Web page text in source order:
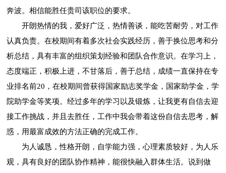
奔波。相信能胜任贵司该职位的要求。
开朗热情的我，爱好广泛，热情善谈，能吃苦耐劳，对工作
认真负责。在校期间有着多次社会实践经历，善于换位思考和分
析总结，具有丰富的组织策划经验和团队合作意识。在学习上，
态度端正，积极上进，不甘落后，善于总结，成绩一直保持在专
业排名前20，在校期间曾获得国家励志奖学金，国家助学金，学
院助学金等奖项。经过多年的学习以及锻炼，让我更有自信去迎
接工作挑战，并且去胜任，工作中我会带着这份自信去思考，解
惑，用最富成效的方法正确的完成工作。
为人诚恳，性格开朗，自学能力强，心理素质较好，为人乐
观，具有良好的团队协作精神，能很快融入群体生活。说到做